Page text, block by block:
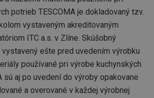
potrieb TESCOMA je dokladovaný tzv.
vystaveným akreditovaným
ITC a.s. v Zlíne. Skúšobný
ešte pred uvedením výrobku
používané pri výrobe kuchynských
sú aj po uvedení do výroby opakovane
a overované v každej výrobnej